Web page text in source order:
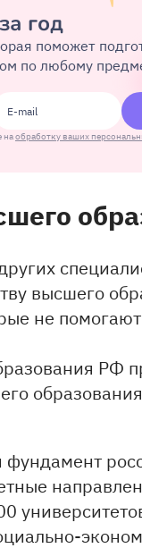
год
поможет
по любому
наобработку ваших
высшего
не
РФ